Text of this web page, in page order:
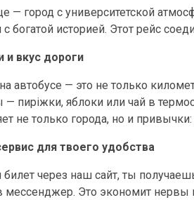
— город с университетской
с богатой историей. Этот рейс
и вкус дороги
автобусе — это не только
— пиріжки, яблоки или чай в
не только города, но и
для твоего удобства
билет через наш сайт, ты
мессенджер. Это экономит нервы